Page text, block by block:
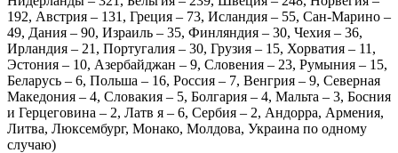
192, Австрия – 131, Греция – 73, Исландия – 55, Сан-Марино –
49, Дания – 90, Израиль – 35, Финляндия – 30, Чехия – 36,
Ирландия – 21, Португалия – 30, Грузия – 15, Хорватия – 11,
Эстония – 10, Азербайджан – 9, Словения – 23, Румыния – 15,
Беларусь – 6, Польша – 16, Россия – 7, Венгрия – 9, Северная
Македония – 4, Словакия – 5, Болгария – 4, Мальта – 3, Босния
и Герцеговина – 2, Латв я – 6, Сербия – 2, Андорра, Армения,
Литва, Люксембург, Монако, Молдова, Украина по одному
случаю)